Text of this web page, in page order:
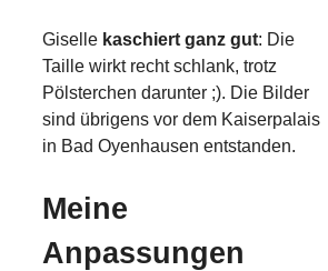
Giselle kaschiert ganz gut: Die
Taille wirkt recht schlank, trotz
Pölsterchen darunter ;). Die Bilder
sind übrigens vor dem Kaiserpalais
in Bad Oyenhausen entstanden.
Meine
Anpassungen